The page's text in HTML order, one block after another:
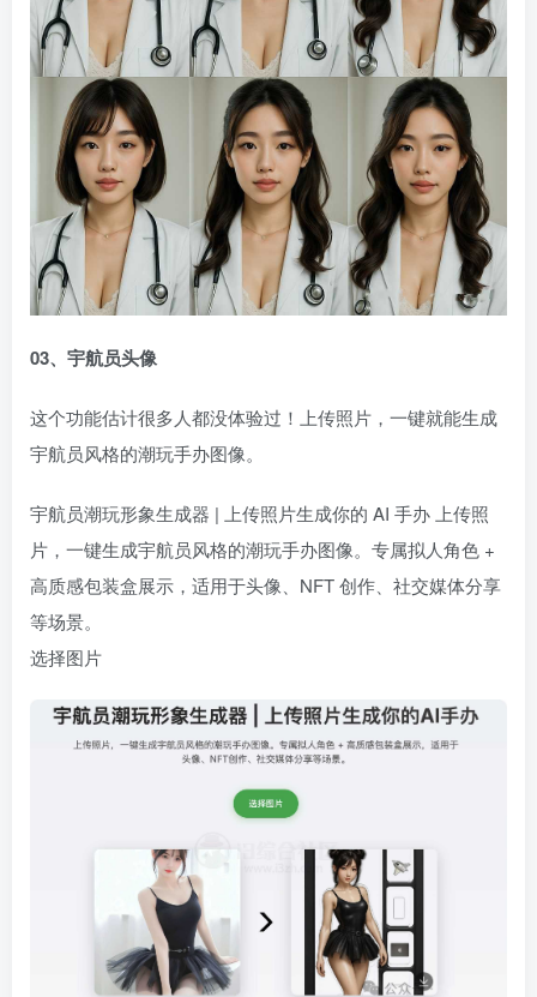
03、宇航员头像
这个功能估计很多人都没体验过！上传照片，一键就能生成
宇航员风格的潮玩手办图像。
宇航员潮玩形象生成器 | 上传照片生成你的 AI 手办 上传照
片，一键生成宇航员风格的潮玩手办图像。专属拟人角色 +
高质感包装盒展示，适用于头像、NFT 创作、社交媒体分享
等场景。
选择图片